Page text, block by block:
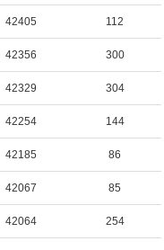
42405 112
42356 300
42329 304
42254 144
42185 86
42067 85
42064 254